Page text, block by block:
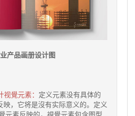
产品画册设计图
覺元素： 定义元素没有具体的
映，它将是沒有实际意义的。定义